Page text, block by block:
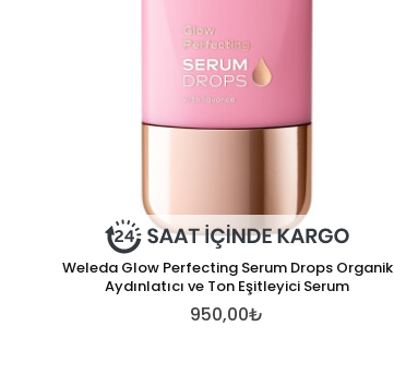
Weleda Glow Perfecting Serum Drops Organik
Aydınlatıcı ve Ton Eşitleyici Serum
950,00₺